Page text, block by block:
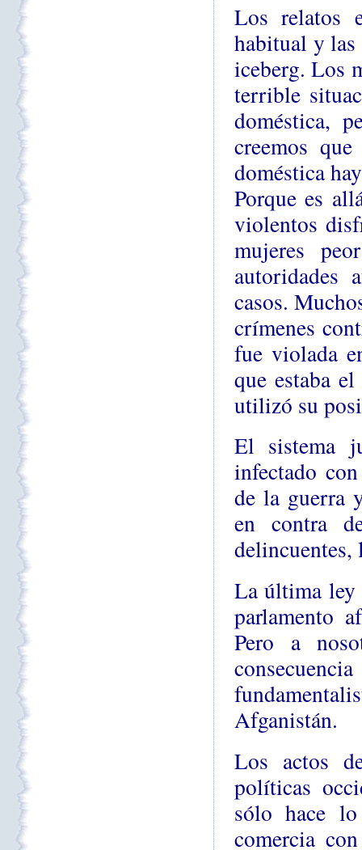
Los relatos
habitual y
iceberg. Los
terrible
doméstica,
creemos
doméstica
Porque es
violentos
mujeres
autoridades
casos.
crímenes
fue violada
que estaba
utilizó su
El sistema
infectado
de la guerra
en contra
La última ley
parlamento
Pero a
Afganistán.
Los actos
políticas
sólo hace
comercia